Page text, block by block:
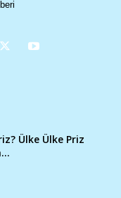
Ülke Ülke Priz